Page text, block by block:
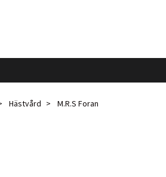
Hästvård M.R.S Foran